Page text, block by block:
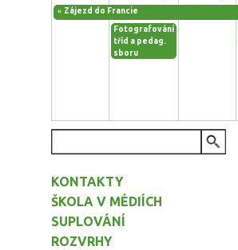
« Zájezd do Francie
Fotografování
tříd a pedag.
sboru
KONTAKTY
ŠKOLA V MÉDIÍCH
SUPLOVÁNÍ
ROZVRHY